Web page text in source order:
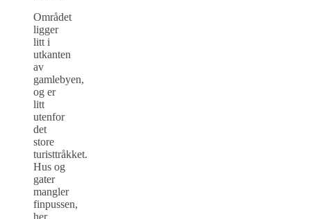
Området
ligger
litt i
utkanten
av
gamlebyen,
og er
litt
utenfor
det
store
turisttråkket.
Hus og
gater
mangler
finpussen,
her